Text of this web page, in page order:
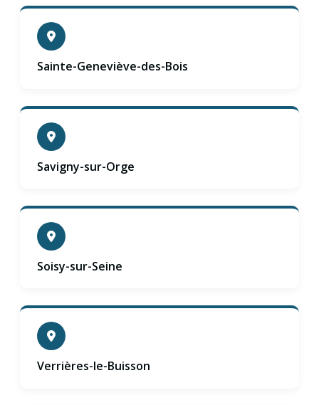
Sainte-Geneviève-des-Bois
Savigny-sur-Orge
Soisy-sur-Seine
Verrières-le-Buisson